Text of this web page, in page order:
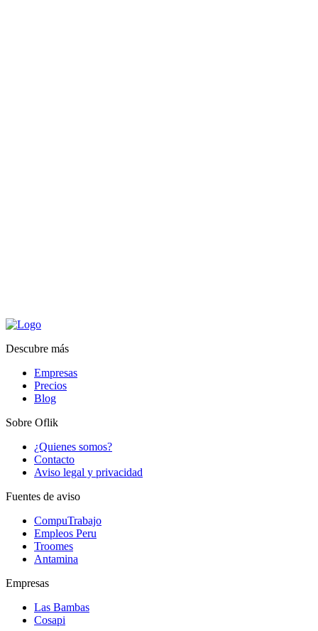
Descubre más
Empresas
Precios
Blog
Sobre Oflik
¿Quienes somos?
Contacto
Aviso legal y privacidad
Fuentes de aviso
CompuTrabajo
Empleos Peru
Troomes
Antamina
Empresas
Las Bambas
Cosapi